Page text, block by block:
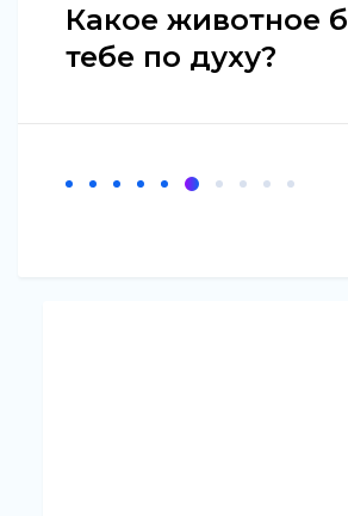
Какое животное
тебе по духу?